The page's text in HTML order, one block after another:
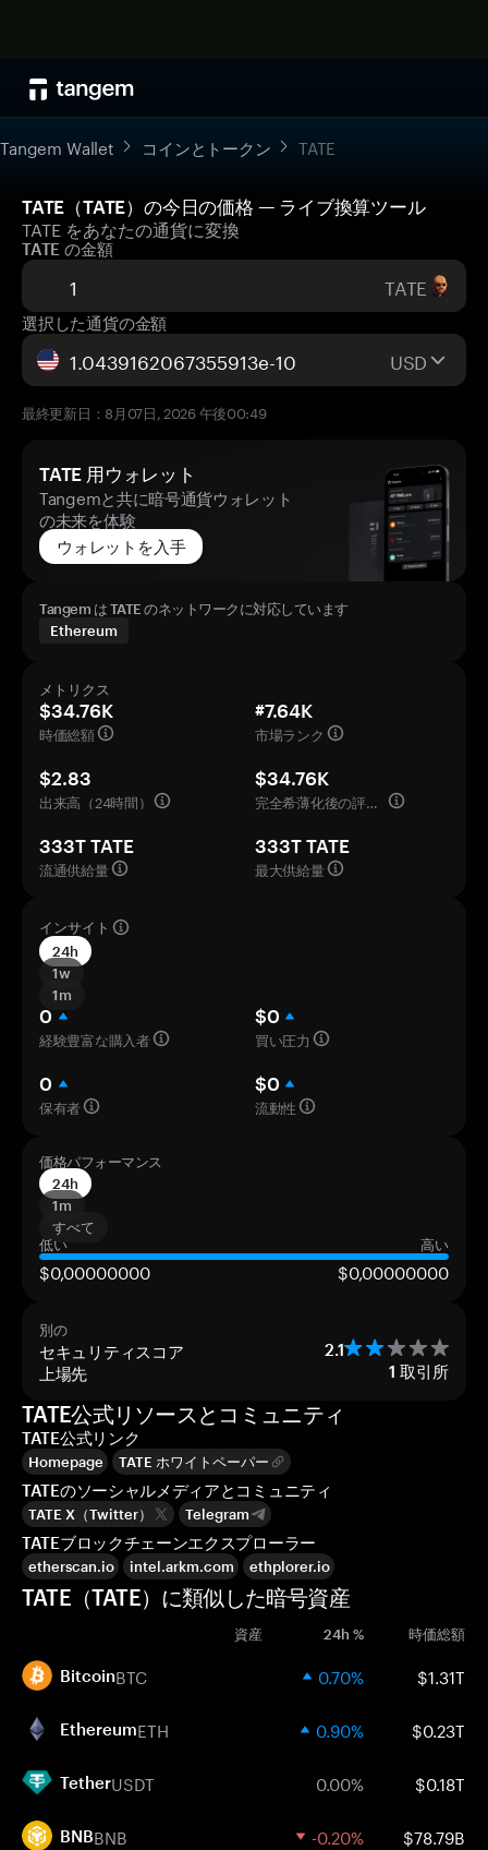
Tangem Wallet コインとトークン TATE
TATE（TATE）の今日の価格 — ライブ換算ツール
TATE をあなたの通貨に変換
TATE の金額
TATE
選択した通貨の金額
USD
最終更新日：8月07日, 2026 午後00:49
TATE 用ウォレット
Tangemと共に暗号通貨ウォレット
の未来を体験
ウォレットを入手
Tangem は TATE のネットワークに対応しています
Ethereum
メトリクス
$34.76K
時価総額
#7.64K
市場ランク
$2.83
出来高（24時間）
$34.76K
完全希薄化後の評価額
333T TATE
流通供給量
333T TATE
最大供給量
インサイト
24h
1w
1m
0
経験豊富な購入者
$0
買い圧力
0
保有者
$0
流動性
価格パフォーマンス
24h
1m
すべて
低い
高い
$0,00000000 $0,00000000
別の
セキュリティスコア 2.1
上場先 1 取引所
TATE公式リソースとコミュニティ
TATE公式リンク
Homepage TATE ホワイトペーパー
TATEのソーシャルメディアとコミュニティ
TATE X（Twitter） Telegram
TATEブロックチェーンエクスプローラー
etherscan.io intel.arkm.com ethplorer.io
TATE（TATE）に類似した暗号資産
資産 24h % 時価総額
BitcoinBTC 0.70% $1.31T
EthereumETH 0.90% $0.23T
TetherUSDT 0.00% $0.18T
BNBBNB -0.20% $78.79B